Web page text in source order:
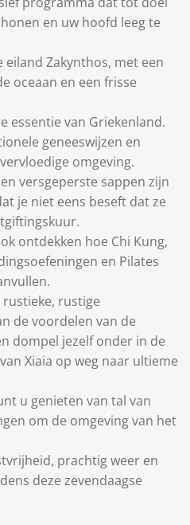
en uw hoofd leeg te
Zakynthos, met een
oceaan en een frisse
essentie van Griekenland.
geneeswijzen en
omgeving.
versgeperste sappen zijn
je niet eens beseft dat ze
ontdekken hoe Chi Kung,
en Pilates
rustige
de voordelen van de
dompel jezelf onder in de
Xiaia op weg naar ultieme
u genieten van tal van
om de omgeving van het
prachtig weer en
deze zevendaagse